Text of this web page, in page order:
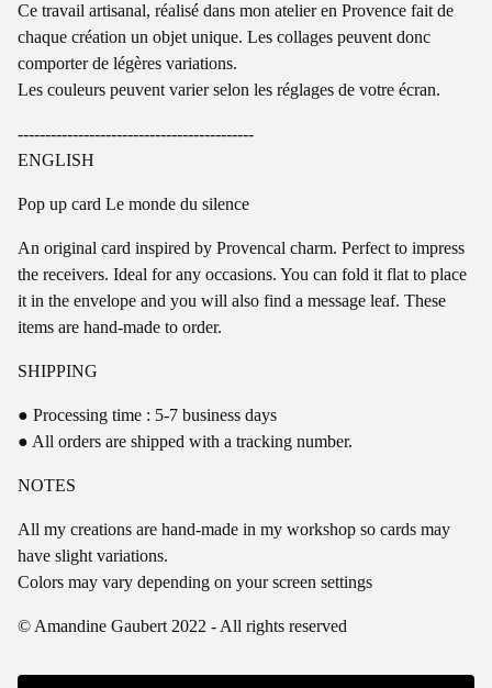
Ce travail artisanal, réalisé dans mon atelier en Provence fait de
chaque création un objet unique. Les collages peuvent donc
comporter de légères variations.
Les couleurs peuvent varier selon les réglages de votre écran.
-------------------------------------------
ENGLISH
Pop up card Le monde du silence
An original card inspired by Provencal charm. Perfect to impress
the receivers. Ideal for any occasions. You can fold it flat to place
it in the envelope and you will also find a message leaf. These
items are hand-made to order.
SHIPPING
● Processing time : 5-7 business days
● All orders are shipped with a tracking number.
NOTES
All my creations are hand-made in my workshop so cards may
have slight variations.
Colors may vary depending on your screen settings
© Amandine Gaubert 2022 - All rights reserved